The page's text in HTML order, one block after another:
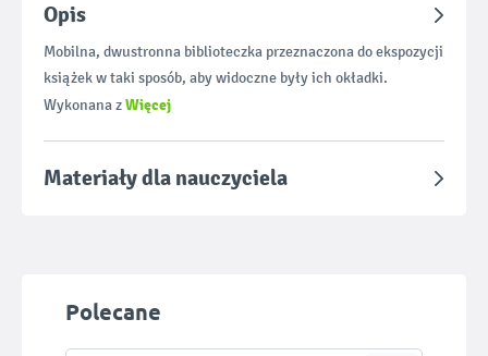
Opis
Mobilna, dwustronna biblioteczka przeznaczona do ekspozycji
książek w taki sposób, aby widoczne były ich okładki.
Wykonana zWięcej
Materiały dla nauczyciela
Pomiń galerię produktów
Polecane